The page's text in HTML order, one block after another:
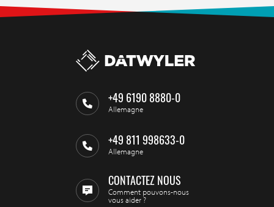
+49 6190 8880-0
Allemagne
+49 811 998633-0
Allemagne
CONTACTEZ NOUS
Comment pouvons-nous
vous aider ?